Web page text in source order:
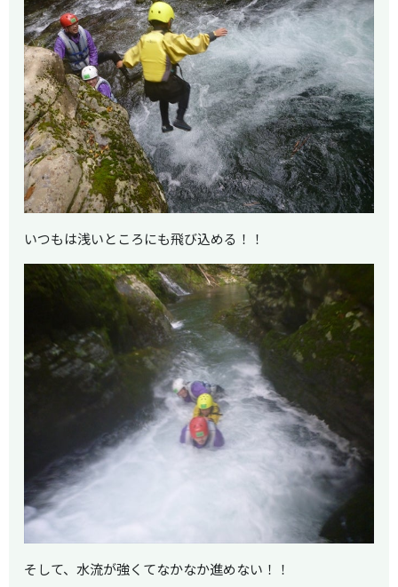
いつもは浅いところにも飛び込める！！
そして、水流が強くてなかなか進めない！！